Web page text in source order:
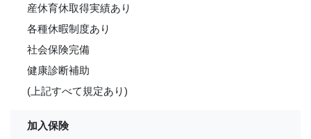
産休育休取得実績あり
各種休暇制度あり
社会保険完備
健康診断補助
(上記すべて規定あり)
加入保険